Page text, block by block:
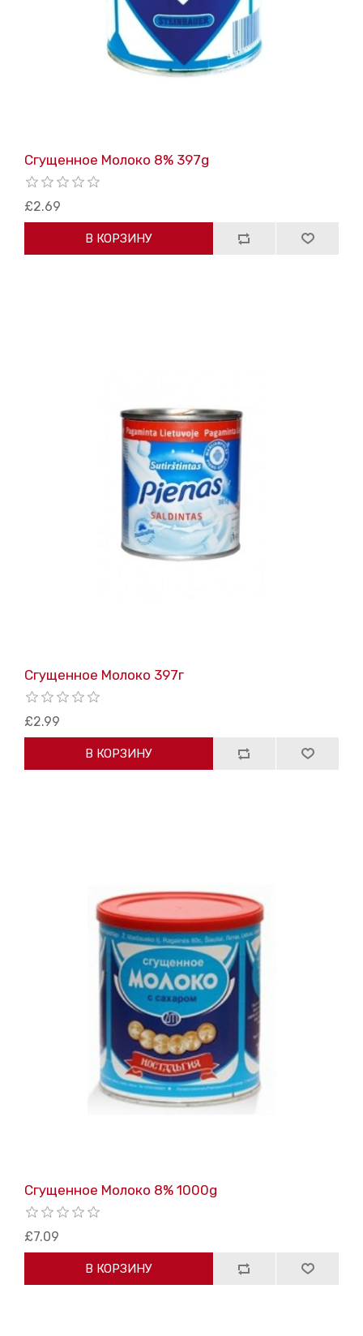
Сгущенное Mолоко 8% 397g
£2.69
В КОРЗИНУ
Cгущенное Молоко 397г
£2.99
В КОРЗИНУ
Сгущенное Mолоко 8% 1000g
£7.09
В КОРЗИНУ